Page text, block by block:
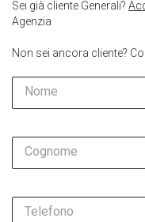
Sei già cliente Generali?
Agenzia
Non sei ancora cliente?
Nome
Cognome
Telefono